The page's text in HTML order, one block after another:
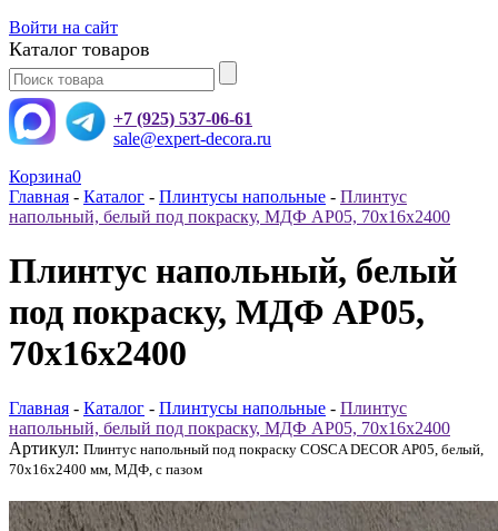
Войти на сайт
Каталог товаров
+7 (925) 537-06-61
sale@expert-decora.ru
Корзина0
Главная - Каталог - Плинтусы напольные - Плинтус
напольный, белый под покраску, МДФ АР05, 70x16x2400
Плинтус напольный, белый
под покраску, МДФ АР05,
70x16x2400
Главная - Каталог - Плинтусы напольные - Плинтус
напольный, белый под покраску, МДФ АР05, 70x16x2400
Артикул: Плинтус напольный под покраску COSCA DECOR AP05, белый,
70x16x2400 мм, МДФ, с пазом